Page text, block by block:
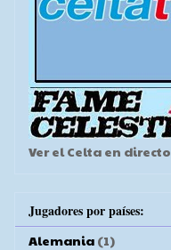
Ver el Celta en directo
Jugadores por países:
Alemania (1)